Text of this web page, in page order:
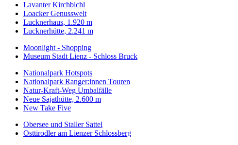
Lavanter Kirchbichl
Loacker Genusswelt
Lucknerhaus, 1.920 m
Lucknerhütte, 2.241 m
Moonlight - Shopping
Museum Stadt Lienz - Schloss Bruck
Nationalpark Hotspots
Nationalpark Ranger:innen Touren
Natur-Kraft-Weg Umbalfälle
Neue Sajathütte, 2.600 m
New Take Five
Obersee und Staller Sattel
Osttirodler am Lienzer Schlossberg